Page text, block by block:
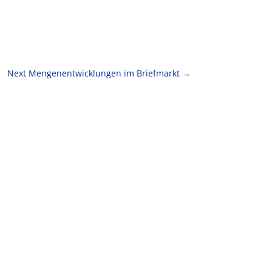
Next Mengenentwicklungen im Briefmarkt→